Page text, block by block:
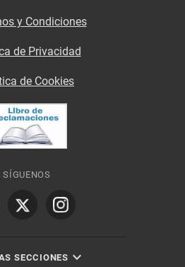
y Condiciones
de Privacidad
de Cookies
SÍGUENOS
SECCIONES